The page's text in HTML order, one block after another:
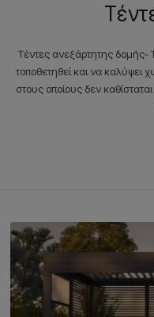
Τέντες ανεξάρτητης δομής-
τοποθετηθεί και να καλύψει
στους οποίους δεν